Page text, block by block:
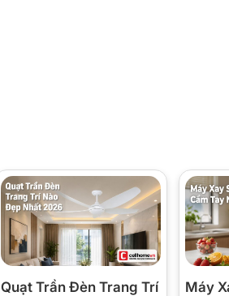
Quạt Trần Đèn Trang Trí
Máy